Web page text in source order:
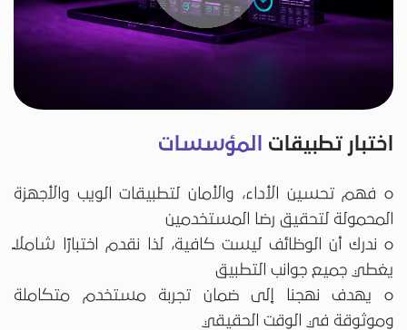
اختبار تطبيقات المؤسسات
o فهم تحسين الأداء، والأمان لتطبيقات الويب والأجهزة
المحمولة لتحقيق رضا المستخدمين
o ندرك أن الوظائف ليست كافية، لذا نقدم اختبارًا شاملاً
يغطي جميع جوانب التطبيق
o يهدف نهجنا إلى ضمان تجربة مستخدم متكاملة
وموثوقة في الوقت الحقيقي